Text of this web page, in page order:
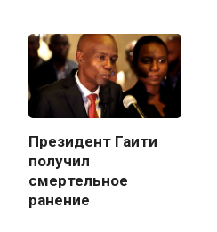
Президент Гаити
получил
смертельное
ранение